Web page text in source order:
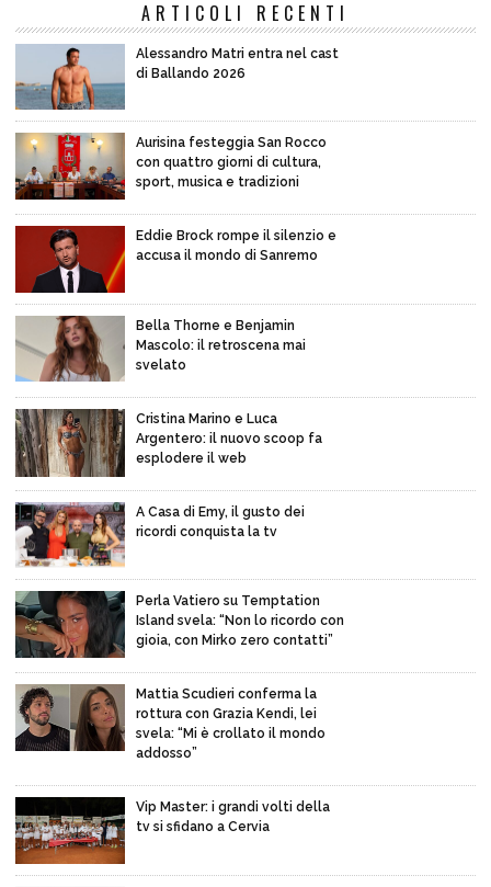
ARTICOLI RECENTI
Alessandro Matri entra nel cast
di Ballando 2026
Aurisina festeggia San Rocco
con quattro giorni di cultura,
sport, musica e tradizioni
Eddie Brock rompe il silenzio e
accusa il mondo di Sanremo
Bella Thorne e Benjamin
Mascolo: il retroscena mai
svelato
Cristina Marino e Luca
Argentero: il nuovo scoop fa
esplodere il web
A Casa di Emy, il gusto dei
ricordi conquista la tv
Perla Vatiero su Temptation
Island svela: “Non lo ricordo con
gioia, con Mirko zero contatti”
Mattia Scudieri conferma la
rottura con Grazia Kendi, lei
svela: “Mi è crollato il mondo
addosso”
Vip Master: i grandi volti della
tv si sfidano a Cervia